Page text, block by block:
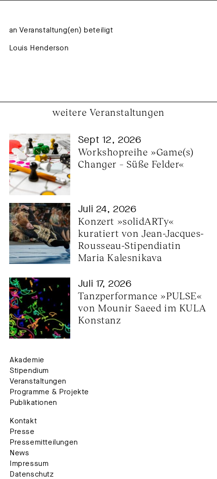
an Veranstaltung(en) beteiligt
Louis Henderson
weitere Veranstaltungen
Sept 12, 2026
Workshopreihe »Game(s)
Changer – Süße Felder«
Juli 24, 2026
Konzert »solidARTy«
kuratiert von Jean-Jacques-
Rousseau-Stipendiatin
Maria Kalesnikava
Juli 17, 2026
Tanzperformance »PULSE«
von Mounir Saeed im KULA
Konstanz
Akademie
Stipendium
Veranstaltungen
Programme & Projekte
Publikationen
Kontakt
Presse
Pressemitteilungen
News
Impressum
Datenschutz